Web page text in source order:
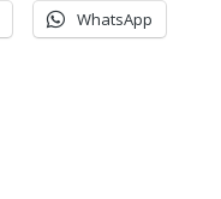
WhatsApp